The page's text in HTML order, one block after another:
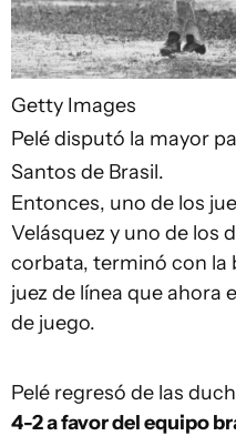
Getty Images
Pelé disputó la mayor
Santos de Brasil.
Entonces, uno de los
Velásquez y uno de los
corbata, terminó con la
juez de línea que ahora
de juego.
Pelé regresó de las
4-2 a favor del equipo